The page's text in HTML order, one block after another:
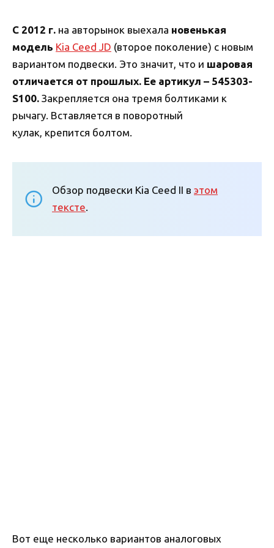
С 2012 г. на авторынок выехала новенькая
модель Kia Ceed JD (второе поколение) с новым
вариантом подвески. Это значит, что и шаровая
отличается от прошлых. Ее артикул – 545303-
S100. Закрепляется она тремя болтиками к
рычагу. Вставляется в поворотный
кулак, крепится болтом.
Обзор подвески Kia Ceed II в этом
тексте.
Вот еще несколько вариантов аналоговых